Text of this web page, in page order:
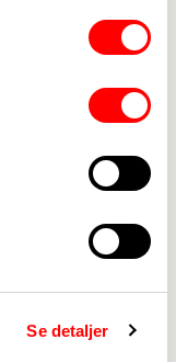
Se detaljer
med 60
er relevant i
avtale på
flott å gå flere